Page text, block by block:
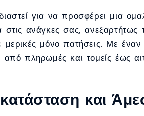
για να προσφέρει μια
στις ανάγκες σας, ανεξαρτήτως
μερικές μόνο πατήσεις. Με
πληρωμές και τομείς έως
και